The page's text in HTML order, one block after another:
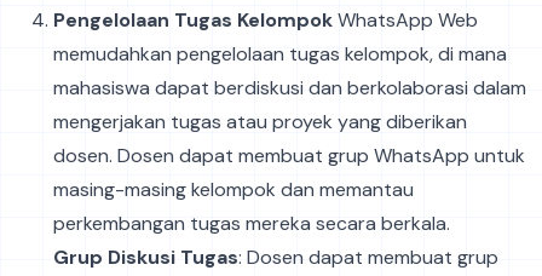
Pengelolaan Tugas KelompokWhatsApp Web
memudahkan pengelolaan tugas kelompok, di mana
mahasiswa dapat berdiskusi dan berkolaborasi dalam
mengerjakan tugas atau proyek yang diberikan
dosen. Dosen dapat membuat grup WhatsApp untuk
masing-masing kelompok dan memantau
perkembangan tugas mereka secara berkala.
Grup Diskusi Tugas: Dosen dapat membuat grup